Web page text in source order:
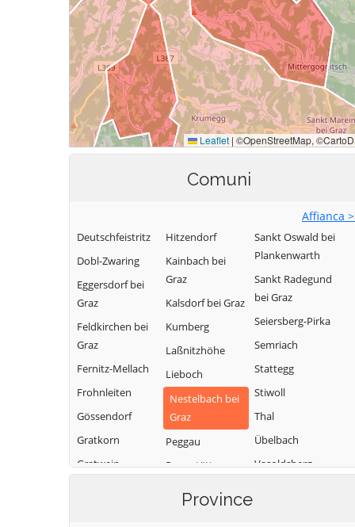
Comuni
Affianca
Deutschfeistritz
Dobl-Zwaring
Eggersdorf bei
Graz
Feldkirchen bei
Graz
Fernitz-Mellach
Frohnleiten
Gössendorf
Gratkorn
Gratwein-
Hitzendorf
Kainbach bei
Graz
Kalsdorf bei Graz
Kumberg
Laßnitzhöhe
Lieboch
Nestelbach bei
Graz
Peggau
Premstätten
Raaba-Grambach
Sankt Oswald bei
Plankenwarth
Sankt Radegund
bei Graz
Seiersberg-Pirka
Semriach
Stattegg
Stiwoll
Thal
Übelbach
Vasoldsberg
Province